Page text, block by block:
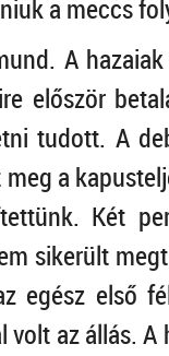
a meccs
A
először
tudott. A
a
Két
sikerült
egész első
volt az állás.